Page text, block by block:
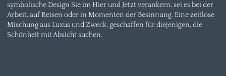
symbolische Design Sie im Hier und Jetzt verankern, sei es bei der
Arbeit, auf Reisen oder in Momenten der Besinnung. Eine zeitlose
Mischung aus Luxus und Zweck, geschaffen für diejenigen, die
Schönheit mit Absicht suchen.